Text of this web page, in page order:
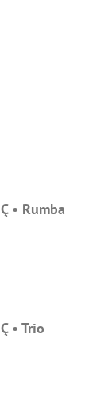
• Rumba
• Trio